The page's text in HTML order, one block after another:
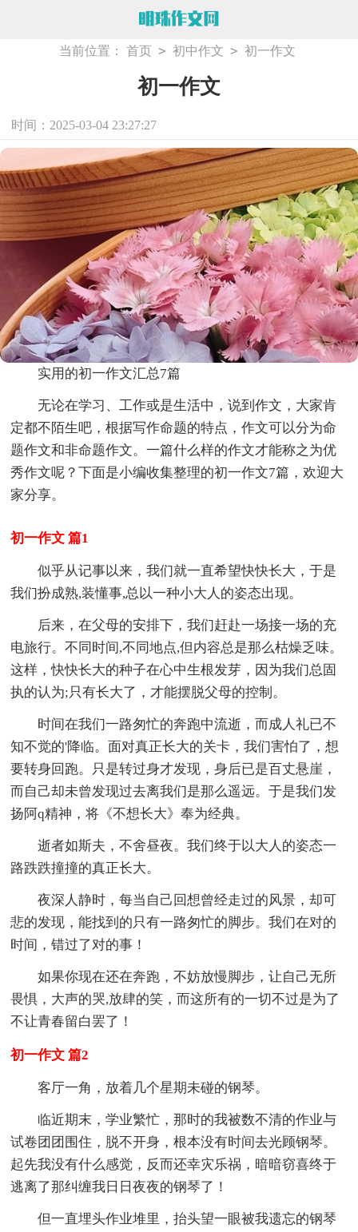
当前位置： 首页 > 初中作文 > 初一作文
初一作文
时间：2025-03-04 23:27:27
实用的初一作文汇总7篇
无论在学习、工作或是生活中，说到作文，大家肯
定都不陌生吧，根据写作命题的特点，作文可以分为命
题作文和非命题作文。一篇什么样的作文才能称之为优
秀作文呢？下面是小编收集整理的初一作文7篇，欢迎大
家分享。
初一作文 篇1
似乎从记事以来，我们就一直希望快快长大，于是
我们扮成熟,装懂事,总以一种小大人的姿态出现。
后来，在父母的安排下，我们赶赴一场接一场的充
电旅行。不同时间,不同地点,但内容总是那么枯燥乏味。
这样，快快长大的种子在心中生根发芽，因为我们总固
执的认为;只有长大了，才能摆脱父母的控制。
时间在我们一路匆忙的奔跑中流逝，而成人礼已不
知不觉的'降临。面对真正长大的关卡，我们害怕了，想
要转身回跑。只是转过身才发现，身后已是百丈悬崖，
而自己却未曾发现过去离我们是那么遥远。于是我们发
扬阿q精神，将《不想长大》奉为经典。
逝者如斯夫，不舍昼夜。我们终于以大人的姿态一
路跌跌撞撞的真正长大。
夜深人静时，每当自己回想曾经走过的风景，却可
悲的发现，能找到的只有一路匆忙的脚步。我们在对的
时间，错过了对的事！
如果你现在还在奔跑，不妨放慢脚步，让自己无所
畏惧，大声的哭,放肆的笑，而这所有的一切不过是为了
不让青春留白罢了！
初一作文 篇2
客厅一角，放着几个星期未碰的钢琴。
临近期末，学业繁忙，那时的我被数不清的作业与
试卷团团围住，脱不开身，根本没有时间去光顾钢琴。
起先我没有什么感觉，反而还幸灾乐祸，暗暗窃喜终于
逃离了那纠缠我日日夜夜的钢琴了！
但一直埋头作业堆里，抬头望一眼被我遗忘的钢琴